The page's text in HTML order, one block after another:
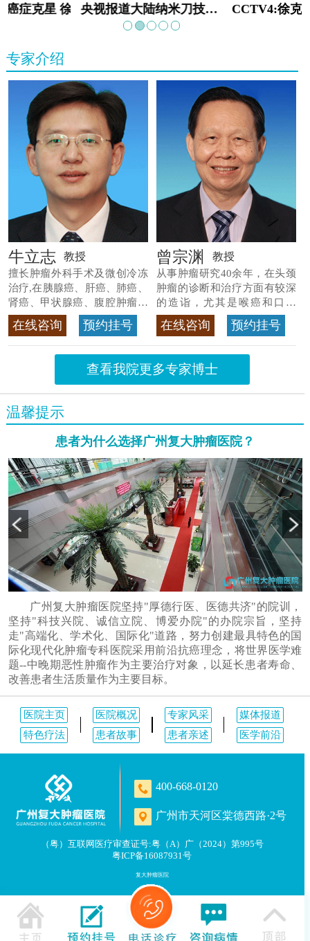
癌症克星 徐克成 央视报道大陆纳米刀技术手术：绝境重生
专家介绍
牛立志 教授
擅长肿瘤外科手术及微创冷冻
治疗,在胰腺癌、肝癌、肺癌、
肾癌、甲状腺癌、腹腔肿瘤等
>>查看专家详情
在线咨询 预约挂号
曾宗渊 教授
从事肿瘤研究40余年，在头颈
肿瘤的诊断和治疗方面有较深
的造诣，尤其是喉癌和口腔
癌，迄今仍是广东喉癌单病种
首席专家>>查看专家详情
在线咨询 预约挂号
查看我院更多专家博士
温馨提示
患者为什么选择广州复大肿瘤医院？
广州复大肿瘤医院坚持"厚德行医、医德共济"的院训，
坚持"科技兴院、诚信立院、博爱办院"的办院宗旨，坚持
走"高端化、学术化、国际化"道路，努力创建最具特色的国
际化现代化肿瘤专科医院采用前沿抗癌理念，将世界医学难
题--中晚期恶性肿瘤作为主要治疗对象，以延长患者寿命、
改善患者生活质量作为主要目标。
医院主页 医院概况 专家风采
媒体报道
特色疗法
患者故事 患者亲述 医学前沿
400-668-0120
广州市天河区棠德西路·2号
（粤）互联网医疗审查证号:粤（A）广（2024）第995号
粤ICP备16087931号
复大肿瘤医院